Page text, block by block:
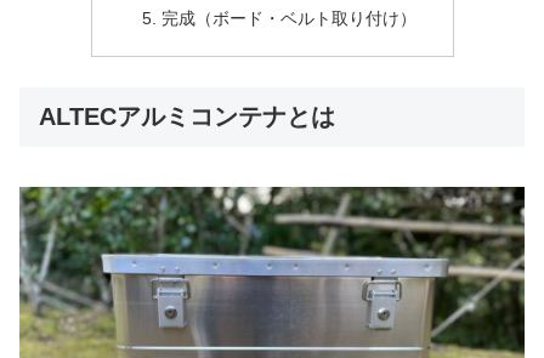
完成（ボード・ベルト取り付け）
ALTECアルミコンテナとは